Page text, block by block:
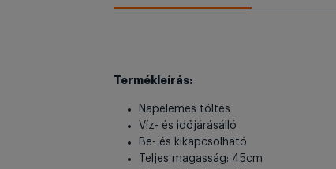
Termékleírás:
Napelemes töltés
Víz- és időjárásálló
Be- és kikapcsolható
Teljes magasság: 45cm